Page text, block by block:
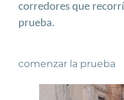
corredores que
prueba.
Cata y
comenzar la prueba